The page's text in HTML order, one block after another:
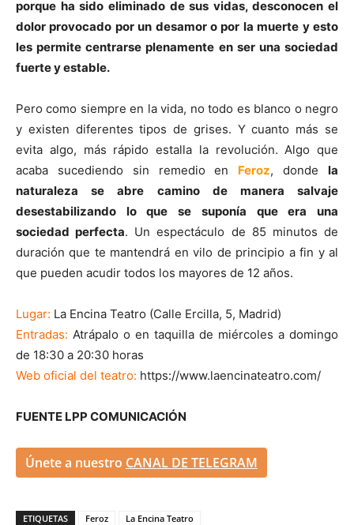
porque ha sido eliminado de sus vidas, desconocen el
dolor provocado por un desamor o por la muerte y esto
les permite centrarse plenamente en ser una sociedad
fuerte y estable.
Pero como siempre en la vida, no todo es blanco o negro
y existen diferentes tipos de grises. Y cuanto más se
evita algo, más rápido estalla la revolución. Algo que
acaba sucediendo sin remedio en Feroz, dondela
naturaleza se abre camino de manera salvaje
desestabilizando lo que se suponía que era una
sociedad perfecta. Un espectáculo de 85 minutos de
duración que te mantendrá en vilo de principio a fin y al
que pueden acudir todos los mayores de 12 años.
Lugar: La Encina Teatro (Calle Ercilla, 5, Madrid)
Entradas: Atrápalo o en taquilla de miércoles a domingo
de 18:30 a 20:30 horas
Web oficial del teatro: https://www.laencinateatro.com/
FUENTE LPP COMUNICACIÓN
Únete a nuestro CANAL DE TELEGRAM
ETIQUETAS Feroz La Encina Teatro